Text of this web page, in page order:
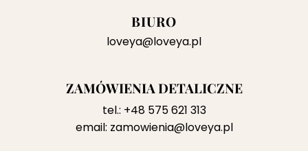
BIURO
loveya@loveya.pl
ZAMÓWIENIA DETALICZNE
tel.: +48 575 621 313
email: zamowienia@loveya.pl